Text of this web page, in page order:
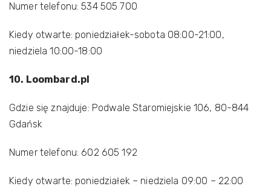
Numer telefonu: 534 505 700
Kiedy otwarte: poniedziałek-sobota 08:00-21:00,
niedziela 10:00-18:00
10. Loombard.pl
Gdzie się znajduje: Podwale Staromiejskie 106, 80-844
Gdańsk
Numer telefonu: 602 605 192
Kiedy otwarte: poniedziałek – niedziela 09:00 – 22:00